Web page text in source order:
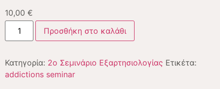
10,00 €
Προσθήκη στο καλάθι
Κατηγορία: 2ο Σεμινάριο Εξαρτησιολογίας Ετικέτα:
addictions seminar